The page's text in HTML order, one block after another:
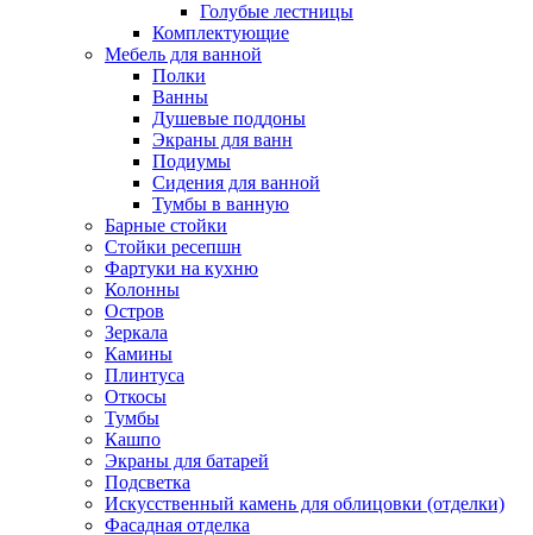
Голубые лестницы
Комплектующие
Мебель для ванной
Полки
Ванны
Душевые поддоны
Экраны для ванн
Подиумы
Сидения для ванной
Тумбы в ванную
Барные стойки
Стойки ресепшн
Фартуки на кухню
Колонны
Остров
Зеркала
Камины
Плинтуса
Откосы
Тумбы
Кашпо
Экраны для батарей
Подсветка
Искусственный камень для облицовки (отделки)
Фасадная отделка